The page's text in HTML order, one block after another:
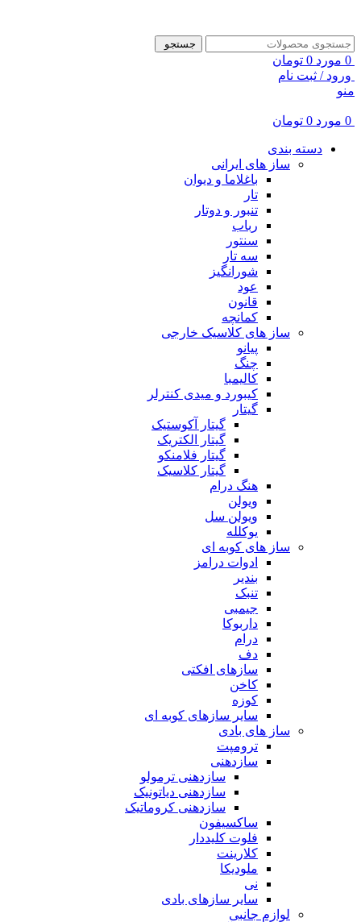
جستجو
0 مورد 0 تومان
ورود / ثبت نام
منو
0 مورد 0 تومان
دسته بندی
ساز های ایرانی
باغلاما و دیوان
تار
تنبور و دوتار
رباب
سنتور
سه تار
شورانگیز
عود
قانون
کمانچه
ساز های کلاسیک خارجی
پیانو
چنگ
کالیمبا
کیبورد و میدی کنترلر
گیتار
گیتار آکوستیک
گیتار الکتریک
گیتار فلامنکو
گیتار کلاسیک
هنگ درام
ویولن
ویولن سل
یوکلله
ساز های کوبه ای
ادوات درامز
بندیر
تنبک
جیمبی
داربوکا
درام
دف
سازهای افکتی
کاخن
کوزه
سایر سازهای کوبه ای
ساز های بادی
ترومپت
سازدهنی
سازدهنی ترمولو
سازدهنی دیاتونیک
سازدهنی کروماتیک
ساکسیفون
فلوت کلیددار
کلارینت
ملودیکا
نی
سایر سازهای بادی
لوازم جانبی